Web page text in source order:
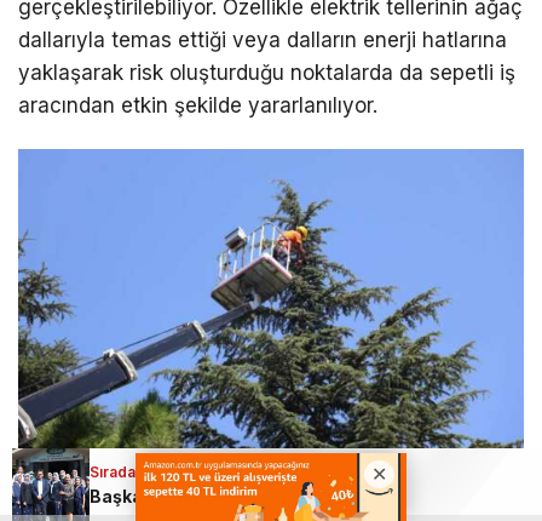
gerçekleştirilebiliyor. Özellikle elektrik tellerinin ağaç
dallarıyla temas ettiği veya dalların enerji hatlarına
yaklaşarak risk oluşturduğu noktalarda da sepetli iş
aracından etkin şekilde yararlanılıyor.
Sıradaki Haber
Başkan Erkan Aydın; Osmangazi için 7/24 çalışıyoruz